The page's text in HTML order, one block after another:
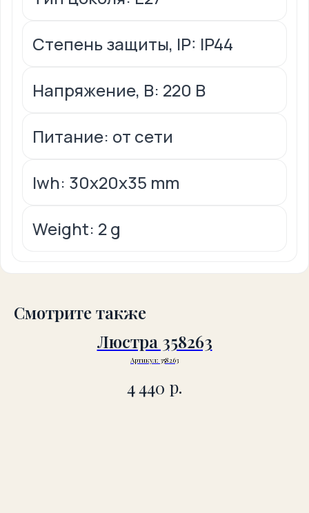
Степень защиты, IP: IP44
Напряжение, В: 220 В
Питание: от сети
lwh: 30x20x35 mm
Weight: 2 g
Смотрите также
Люстра 358263
Артикул: 358263
4 440 р.